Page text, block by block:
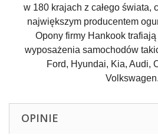
w 180 krajach z całego świata,
największym producentem
Opony firmy Hankook
wyposażenia samochodów
Ford, Hyundai, Kia, Audi,
Volkswagen.
OPINIE